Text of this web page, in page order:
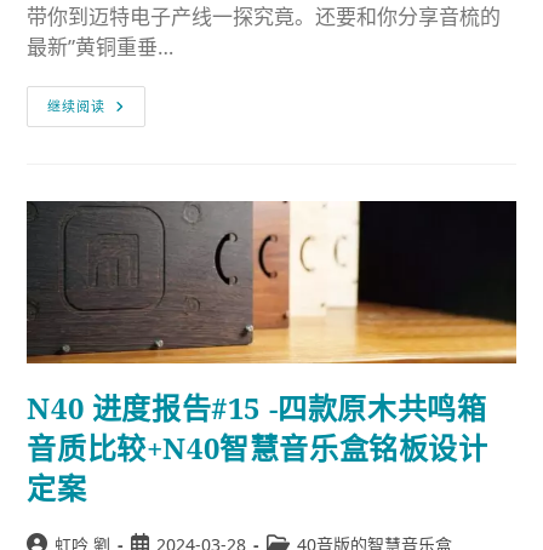
带你到迈特电子产线一探究竟。还要和你分享音梳的
最新”黄铜重垂…
继续阅读
N40 进度报告#15 -四款原木共鸣箱
音质比较+N40智慧音乐盒铭板设计
定案
虹吟 劉 2024-03-28 40音版的智慧音乐盒